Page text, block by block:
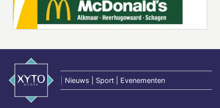
Nieuws | Sport | Evenementen